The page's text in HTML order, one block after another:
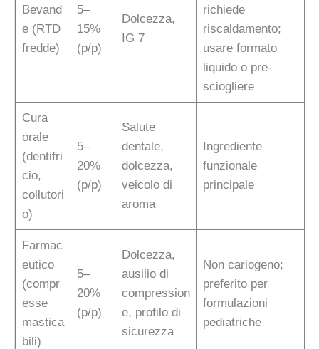
Bevand
e (RTD
fredde)
5–
15%
(p/p)
Dolcezza,
IG 7
richiede
riscaldamento;
usare formato
liquido o pre-
sciogliere
Cura
orale
(dentifri
cio,
collutori
o)
5–
20%
(p/p)
Salute
dentale,
dolcezza,
veicolo di
aroma
Ingrediente
funzionale
principale
Farmac
eutico
(compr
esse
mastica
bili)
5–
20%
(p/p)
Dolcezza,
ausilio di
compression
e, profilo di
sicurezza
Non cariogeno;
preferito per
formulazioni
pediatriche